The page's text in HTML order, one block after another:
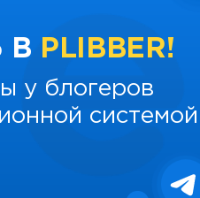
В PLIBBER!
у блогеров
системой